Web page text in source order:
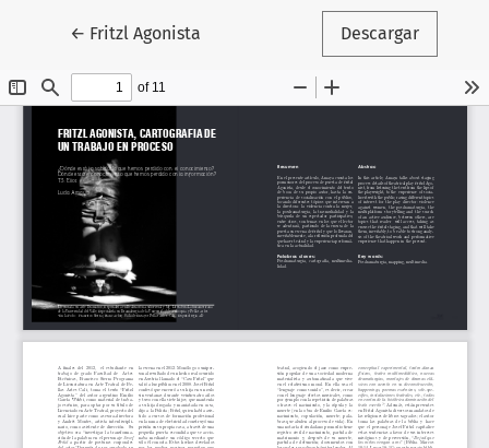
← Volver a los detalles del artículo
Fritzl Agonista Descargar